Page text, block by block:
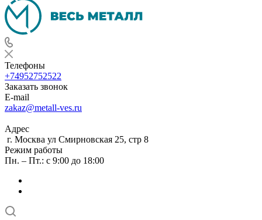
Телефоны
+74952752522
Заказать звонок
E-mail
zakaz@metall-ves.ru
Адрес
г. Москва ул Смирновская 25, стр 8
Режим работы
Пн. – Пт.: с 9:00 до 18:00